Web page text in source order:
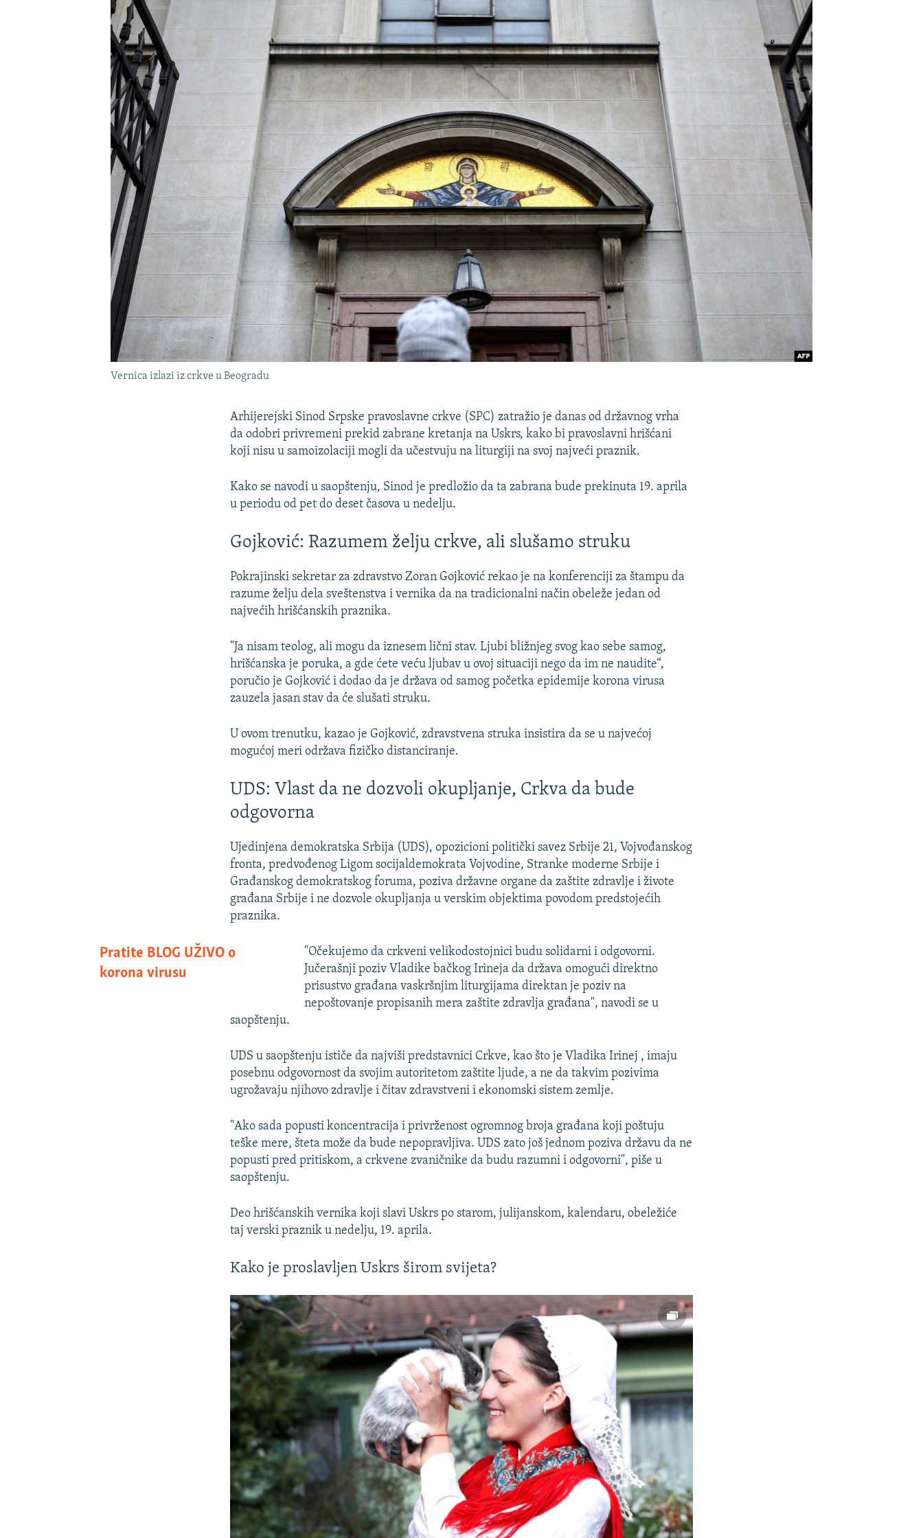
GENOCID U SREBRENICI
POPLAVE I KLIZIŠTA U BIH 2024.
TRI DECENIJE OD RATA U BIH
NASTANAK I RASPAD JUGOSLAVIJE
Vernica izlazi iz crkve u Beogradu
Arhijerejski Sinod Srpske pravoslavne crkve (SPC) zatražio je danas od državnog vrha
da odobri privremeni prekid zabrane kretanja na Uskrs, kako bi pravoslavni hrišćani
koji nisu u samoizolaciji mogli da učestvuju na liturgiji na svoj najveći praznik.
Kako se navodi u saopštenju, Sinod je predložio da ta zabrana bude prekinuta 19. aprila
u periodu od pet do deset časova u nedelju.
Gojković: Razumem želju crkve, ali slušamo struku
Pokrajinski sekretar za zdravstvo Zoran Gojković rekao je na konferenciji za štampu da
razume želju dela sveštenstva i vernika da na tradicionalni način obeleže jedan od
najvećih hrišćanskih praznika.
"Ja nisam teolog, ali mogu da iznesem lični stav. Ljubi bližnjeg svog kao sebe samog,
hrišćanska je poruka, a gde ćete veću ljubav u ovoj situaciji nego da im ne naudite“,
poručio je Gojković i dodao da je država od samog početka epidemije korona virusa
zauzela jasan stav da će slušati struku.
U ovom trenutku, kazao je Gojković, zdravstvena struka insistira da se u najvećoj
mogućoj meri održava fizičko distanciranje.
UDS: Vlast da ne dozvoli okupljanje, Crkva da bude
odgovorna
Ujedinjena demokratska Srbija (UDS), opozicioni politički savez Srbije 21, Vojvođanskog
fronta, predvođenog Ligom socijaldemokrata Vojvodine, Stranke moderne Srbije i
Građanskog demokratskog foruma, poziva državne organe da zaštite zdravlje i živote
građana Srbije i ne dozvole okupljanja u verskim objektima povodom predstojećih
praznika.
Pratite BLOG UŽIVO o
korona virusu
"Očekujemo da crkveni velikodostojnici budu solidarni i odgovorni.
Jučerašnji poziv Vladike bačkog Irineja da država omogući direktno
prisustvo građana vaskršnjim liturgijama direktan je poziv na
nepoštovanje propisanih mera zaštite zdravlja građana", navodi se u
saopštenju.
UDS u saopštenju ističe da najviši predstavnici Crkve, kao što je Vladika Irinej , imaju
posebnu odgovornost da svojim autoritetom zaštite ljude, a ne da takvim pozivima
ugrožavaju njihovo zdravlje i čitav zdravstveni i ekonomski sistem zemlje.
"Ako sada popusti koncentracija i privrženost ogromnog broja građana koji poštuju
teške mere, šteta može da bude nepopravljiva. UDS zato još jednom poziva državu da ne
popusti pred pritiskom, a crkvene zvaničnike da budu razumni i odgovorni", piše u
saopštenju.
Deo hrišćanskih vernika koji slavi Uskrs po starom, julijanskom, kalendaru, obeležiće
taj verski praznik u nedelju, 19. aprila.
Kako je proslavljen Uskrs širom svijeta?